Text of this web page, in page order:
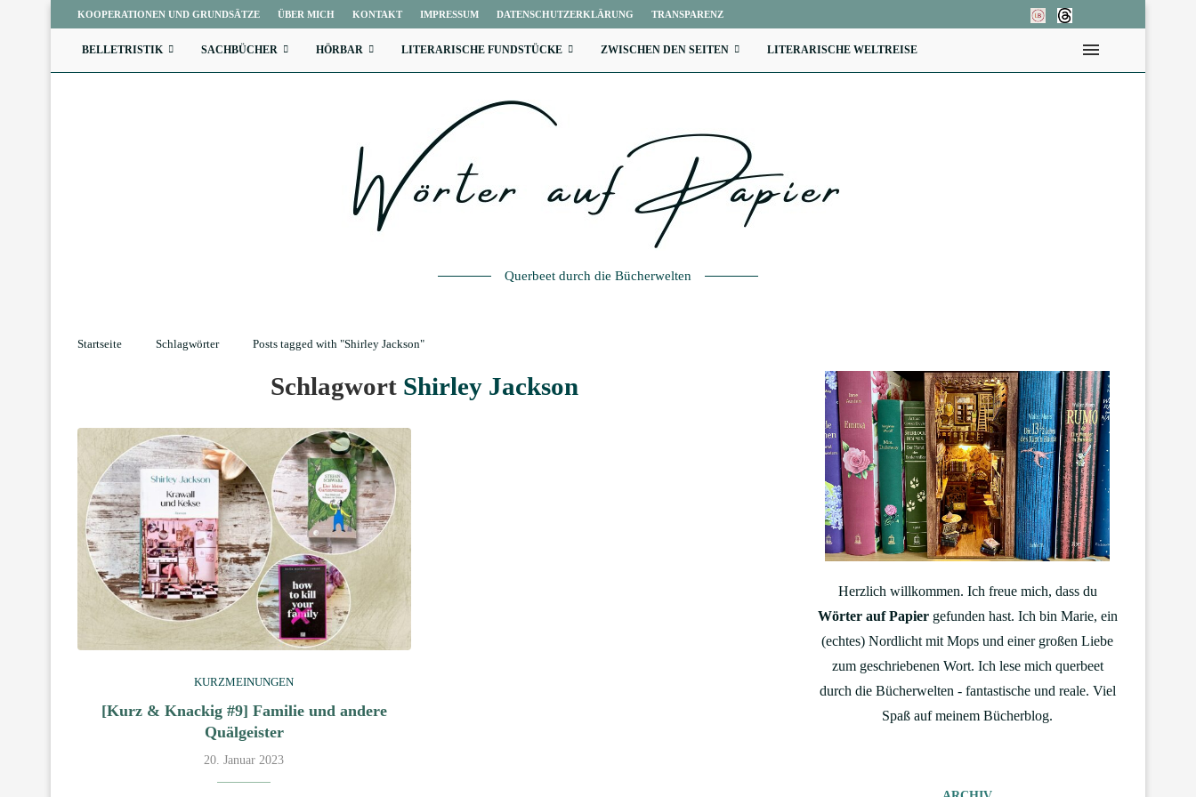
KOOPERATIONEN UND GRUNDSÄTZE ÜBER MICH KONTAKT IMPRESSUM DATENSCHUTZERKLÄRUNG TRANSPARENZ
BELLETRISTIK SACHBÜCHER HÖRBAR LITERARISCHE FUNDSTÜCKE ZWISCHEN DEN SEITEN LITERARISCHE WELTREISE
Querbeet durch die Bücherwelten
Startseite Schlagwörter Posts tagged with "Shirley Jackson"
Schlagwort Shirley Jackson
KURZMEINUNGEN
[Kurz & Knackig #9] Familie und andere
Quälgeister
20. Januar 2023
Herzlich willkommen. Ich freue mich, dass du
Wörter auf Papiergefunden hast. Ich bin Marie, ein
(echtes) Nordlicht mit Mops und einer großen Liebe
zum geschriebenen Wort. Ich lese mich querbeet
durch die Bücherwelten - fantastische und reale. Viel
Spaß auf meinem Bücherblog.